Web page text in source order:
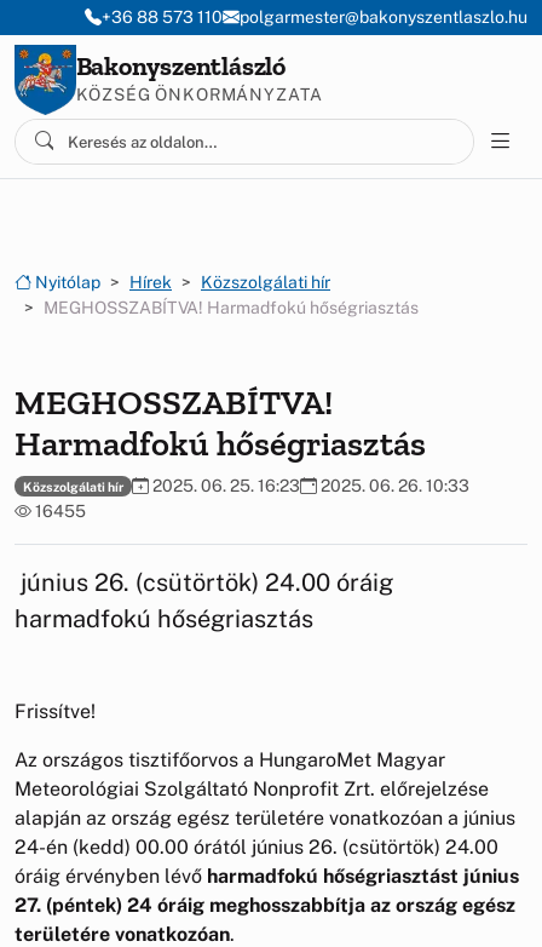
Ugrás a menüre
Ugrás a tartalomra
+36 88 573 110 polgarmester@bakonyszentlaszlo.hu
Bakonyszentlászló
KÖZSÉG ÖNKORMÁNYZATA
Nyitólap Hírek
Közszolgálati hír
MEGHOSSZABÍTVA! Harmadfokú hőségriasztás
MEGHOSSZABÍTVA!
Harmadfokú hőségriasztás
Közszolgálati hír 2025. 06. 25. 16:23
2025. 06. 26. 10:33
16455
június 26. (csütörtök) 24.00 óráig
harmadfokú hőségriasztás
Frissítve!
Az országos tisztifőorvos a HungaroMet Magyar
Meteorológiai Szolgáltató Nonprofit Zrt. előrejelzése
alapján az ország egész területére vonatkozóan a június
24-én (kedd) 00.00 órától június 26. (csütörtök) 24.00
óráig érvényben lévő harmadfokú hőségriasztást június
27. (péntek) 24 óráig meghosszabbítja az ország egész
területére vonatkozóan.